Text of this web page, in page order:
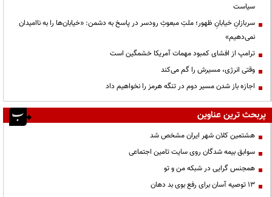
سیاست
سربازانِ خیابانِ ظهور؛ ملتِ مبعوثِ رودسر در پاسخ به دشمن: «خیابان‌ها را به ناامیدان
نمی‌دهیم»
ترامپ از افشای کمبود مهمات آمریکا خشمگین است
وقتی انرژی، مسیرش را گم می‌کند
اجازه باز شدن مسیر دوم در تنگه هرمز را نخواهیم داد
پربحث ترین عناوین
هشتمین کلان شهر ایران مشخص شد
سوابق بیمه شدگان روی سایت تامین اجتماعی
همجنس گرایی در شبکه من و تو
13 توصیه آسان برای رفع بوی بد دهان